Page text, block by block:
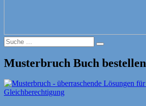
Suche
nach:
Suche
Musterbruch Buch bestellen